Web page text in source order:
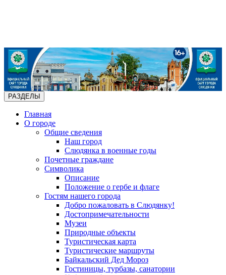
РАЗДЕЛЫ
Главная
О городе
Общие сведения
Наш город
Слюдянка в военные годы
Почетные граждане
Символика
Описание
Положение о гербе и флаге
Гостям нашего города
Добро пожаловать в Слюдянку!
Достопримечательности
Музеи
Природные объекты
Туристическая карта
Туристические маршруты
Байкальский Дед Мороз
Гостиницы, турбазы, санатории